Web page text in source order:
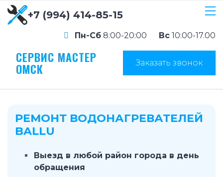
+7 (994) 414-85-15
Пн-Сб 8:00-20:00 Вс 10:00-17.00
СЕРВИС МАСТЕР
ОМСК Заказать звонок
РЕМОНТ ВОДОНАГРЕВАТЕЛЕЙ
BALLU
Выезд в любой район города в день
обращения